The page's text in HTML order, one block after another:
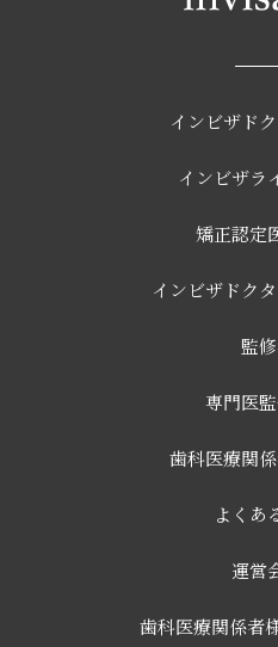
インビザド
インビザラ
矯正認定
インビザドク
監
専門医
歯科医療関
よくあ
運営
歯科医療関係者